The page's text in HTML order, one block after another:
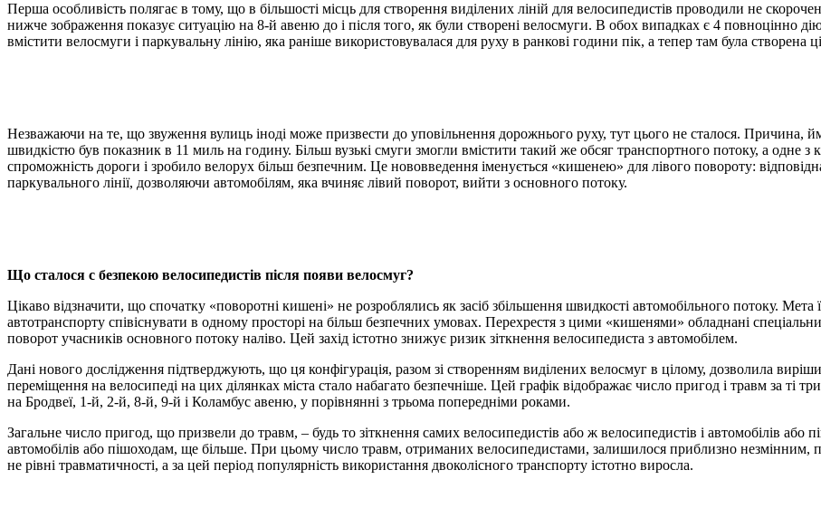
Перша особливість полягає в тому, що в більшості місць для створення виділених ліній для велосипедистів проводили не
нижче зображення показує ситуацію на 8-й авеню до і після того, як були створені велосмуги. В обох випадках є 4 повноцінно
вмістити велосмуги і паркувальну лінію, яка раніше використовувалася для руху в ранкові години пік, а тепер там була створена
Незважаючи на те, що звуження вулиць іноді може призвести до уповільнення дорожнього руху, тут цього не сталося. Причина,
швидкістю був показник в 11 миль на годину. Більш вузькі смуги змогли вмістити такий же обсяг транспортного потоку, а одне
спроможність дороги і зробило велорух більш безпечним. Це нововведення іменується «кишенею» для лівого повороту:
паркувального лінії, дозволяючи автомобілям, яка вчиняє лівий поворот, вийти з основного потоку.
Що сталося c безпекою велосипедистів після появи велосмуг?
Цікаво відзначити, що спочатку «поворотні кишені» не розроблялись як засіб збільшення швидкості автомобільного потоку.
автотранспорту співіснувати в одному просторі на більш безпечних умовах. Перехрестя з цими «кишенями» обладнані
поворот учасників основного потоку наліво. Цей захід істотно знижує ризик зіткнення велосипедиста з автомобілем.
Дані нового дослідження підтверджують, що ця конфігурація, разом зі створенням виділених велосмуг в цілому, дозволила
переміщення на велосипеді на цих ділянках міста стало набагато безпечніше. Цей графік відображає число пригод і травм за ті
на Бродвеї, 1-й, 2-й, 8-й, 9-й і Коламбус авеню, у порівнянні з трьома попередніми роками.
Загальне число пригод, що призвели до травм, – будь то зіткнення самих велосипедистів або ж велосипедистів і автомобілів або
автомобілів або пішоходам, ще більше. При цьому число травм, отриманих велосипедистами, залишилося приблизно незмінним,
не рівні травматичності, а за цей період популярність використання двоколісного транспорту істотно виросла.